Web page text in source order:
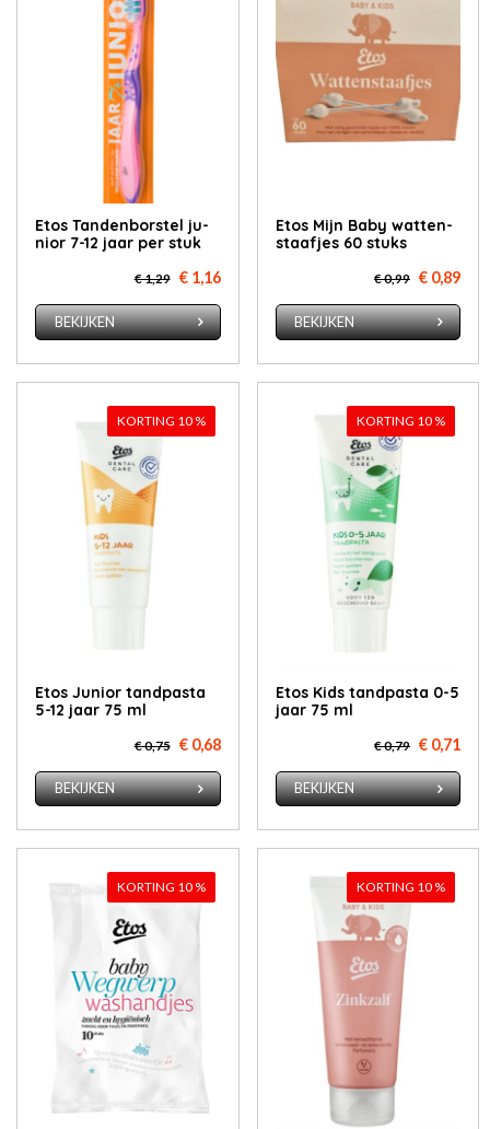
Etos Tan­den­bor­stel ju­
ni­or 7-12 jaar per stuk
€ 1,29 € 1,16
BEKIJKEN
Etos Mijn Ba­by wat­ten­
staaf­jes 60 stuks
€ 0,99 € 0,89
BEKIJKEN
KORTING 10 %
Etos Ju­ni­or tand­pas­ta
5-12 jaar 75 ml
€ 0,75 € 0,68
BEKIJKEN
KORTING 10 %
Etos Kids tand­pas­ta 0-5
jaar 75 ml
€ 0,79 € 0,71
BEKIJKEN
KORTING 10 % KORTING 10 %